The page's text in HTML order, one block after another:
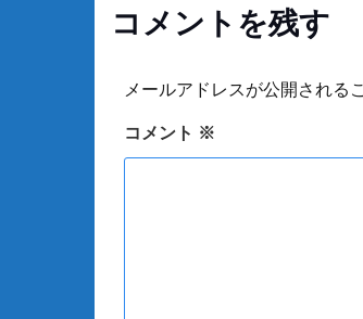
コメントを残す
メールアドレスが公開される
コメント ※